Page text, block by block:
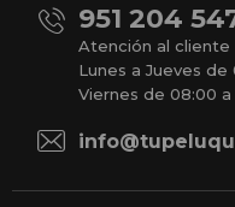
951 204
Atención al cliente
Lunes a Jueves de
Viernes de 08:00 a